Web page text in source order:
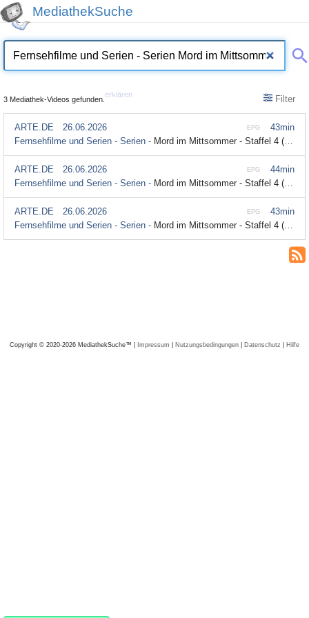
MediathekSuche
3 Mediathek-Videos gefunden.
erklären Filter
43min
EPG
ARTE.DE
26.06.2026
Fernsehfilme und Serien - Serien - Mord im Mittsommer - Staffel 4 (3/3) - Fall 4: Heute Nacht bist du tot (Audiodeskription)
44min
EPG
ARTE.DE
26.06.2026
Fernsehfilme und Serien - Serien - Mord im Mittsommer - Staffel 4 (2/3) - Fall 4: Heute Nacht bist du tot (Audiodeskription)
43min
EPG
ARTE.DE
26.06.2026
Fernsehfilme und Serien - Serien - Mord im Mittsommer - Staffel 4 (1/3) - Fall 4: Heute Nacht bist du tot (Audiodeskription)
Copyright © 2020-2026 MediathekSuche™ | Impressum | Nutzungsbedingungen | Datenschutz | Hilfe